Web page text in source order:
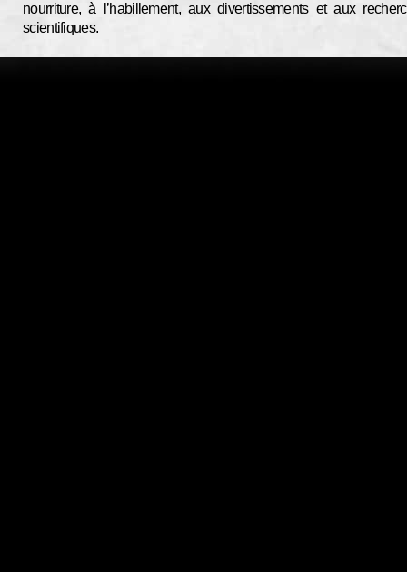
nourriture, à l’habillement, aux divertissements et aux
scientifiques.